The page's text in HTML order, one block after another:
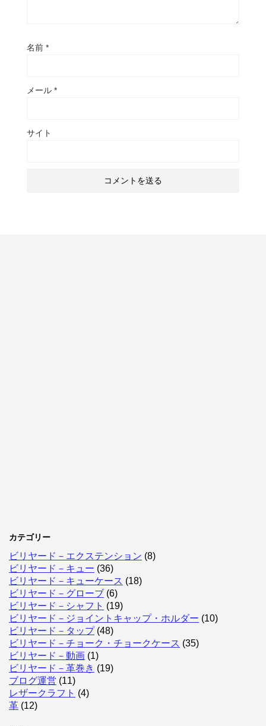
名前 *
メール *
サイト
カテゴリー
ビリヤード－エクステンション (8)
ビリヤード－キュー (36)
ビリヤード－キューケース (18)
ビリヤード－グローブ (6)
ビリヤード－シャフト (19)
ビリヤード－ジョイントキャップ・ホルダー (10)
ビリヤード－タップ(48)
ビリヤード－チョーク・チョークケース (35)
ビリヤード－動画 (1)
ビリヤード－革巻き (19)
ブログ運営 (11)
レザークラフト (4)
革 (12)